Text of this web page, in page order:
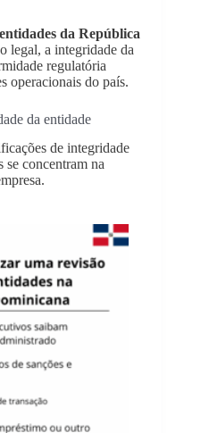
da República
legal, a integridade da
regulatória
operacionais do país.
da entidade
de integridade
se concentram na